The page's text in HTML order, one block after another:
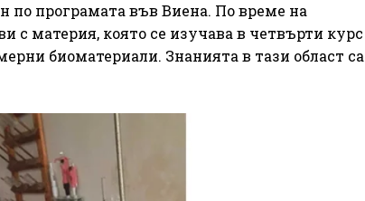
по програмата във Виена. По време на
с материя, която се изучава в четвърти курс
биоматериали. Знанията в тази област са